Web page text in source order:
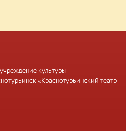
культуры
«Краснотурьинский театр